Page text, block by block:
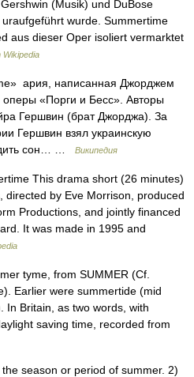
(Musik) und DuBose
wurde. Summertime
aus dieser Oper isoliert vermarktet
Wikipedia
ария, написанная Джорджем
«Порги и Бесс». Авторы
Гершвин (брат Джорджа). За
Гершвин взял украинскую
сон… …
Википедия
This drama short (26 minutes)
directed by Eve Morrison, produced
Productions, and jointly financed
It was made in 1995 and
tyme, from SUMMER (Cf.
Earlier were summertide (mid
In Britain, as two words, with
saving time, recorded from
season or period of summer. 2)